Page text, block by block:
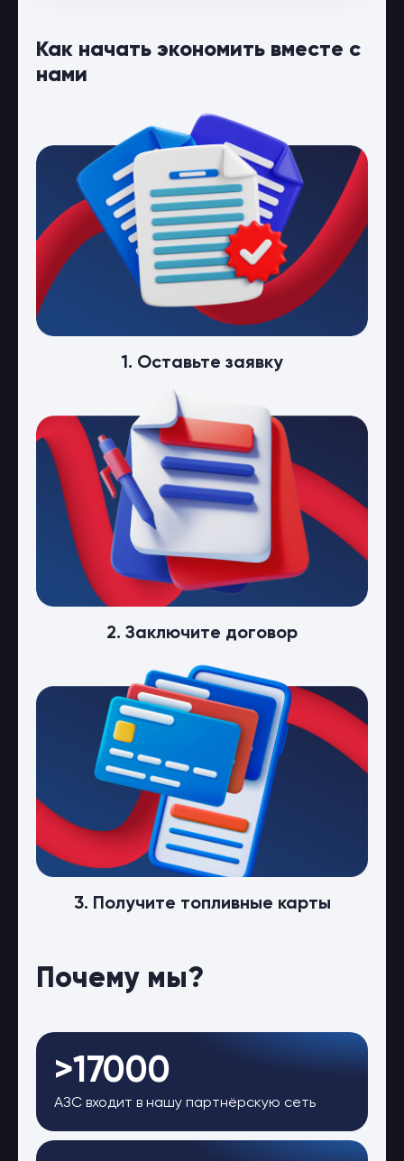
Как начать экономить вместе с
нами
1. Оставьте заявку
2. Заключите договор
3. Получите топливные карты
Почему мы?
>17000
АЗС входит в нашу партнёрскую сеть